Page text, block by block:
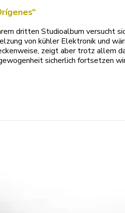
dritten Studioalbum versucht
von kühler Elektronik und
zeigt aber trotz allem
sicherlich fortsetzen